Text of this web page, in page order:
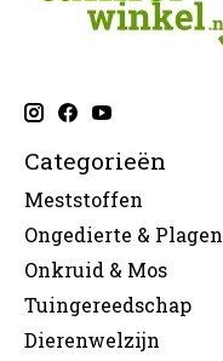
Categorieën
Meststoffen
Ongedierte & Plagen
Onkruid & Mos
Tuingereedschap
Dierenwelzijn